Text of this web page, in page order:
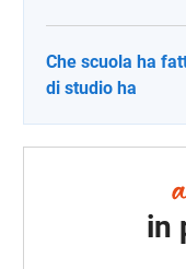
Che scuola ha
di studio ha
in